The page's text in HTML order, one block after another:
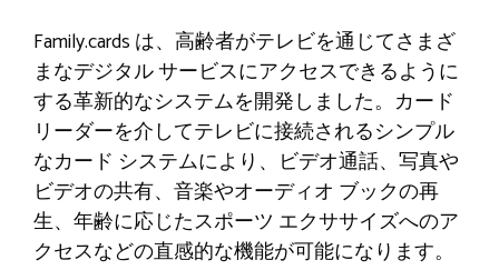
Family.cards は、高齢者がテレビを通じてさまざ
まなデジタル サービスにアクセスできるように
する革新的なシステムを開発しました。カード
リーダーを介してテレビに接続されるシンプル
なカード システムにより、ビデオ通話、写真や
ビデオの共有、音楽やオーディオ ブックの再
生、年齢に応じたスポーツ エクササイズへのア
クセスなどの直感的な機能が可能になります。